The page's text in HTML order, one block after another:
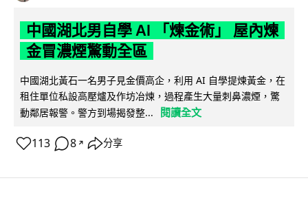
中國湖北男自學 AI 「煉金術」 屋內煉
金冒濃煙驚動全區
中國湖北黃石一名男子見金價高企，利用 AI 自學提煉黃金，在
租住單位私設高壓爐及作坊冶煉，過程產生大量刺鼻濃煙，驚
動鄰居報警。警方到場揭發整...
閱讀全文
113 8 ↗ 分享